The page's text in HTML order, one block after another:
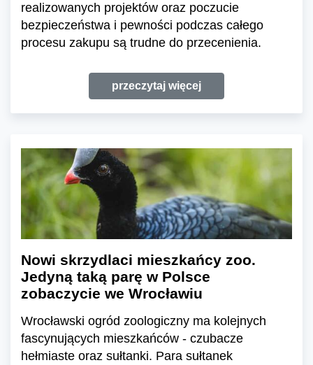
realizowanych projektów oraz poczucie
bezpieczeństwa i pewności podczas całego
procesu zakupu są trudne do przecenienia.
przeczytaj więcej
Nowi skrzydlaci mieszkańcy zoo.
Jedyną taką parę w Polsce
zobaczycie we Wrocławiu
Wrocławski ogród zoologiczny ma kolejnych
fascynujących mieszkańców - czubacze
hełmiaste oraz sułtanki. Para sułtanek